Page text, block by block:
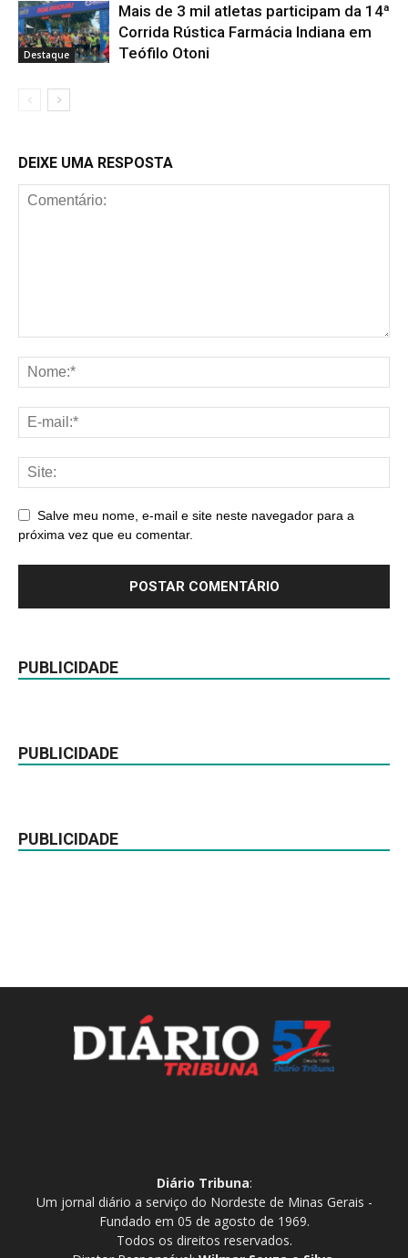
Destaque
Mais de 3 mil atletas participam da 14ª
Corrida Rústica Farmácia Indiana em
Teófilo Otoni
DEIXE UMA RESPOSTA
Salve meu nome, e-mail e site neste navegador para a
próxima vez que eu comentar.
PUBLICIDADE
PUBLICIDADE
PUBLICIDADE
Diário Tribuna:
Um jornal diário a serviço do Nordeste de Minas Gerais -
Fundado em 05 de agosto de 1969.
Todos os direitos reservados.